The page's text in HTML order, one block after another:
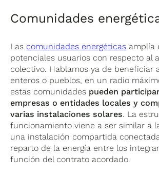
Comunidades
Las comunidades energéticas amplía
potenciales usuarios con respecto al
colectivo. Hablamos ya de beneficiar
enteros o pueblos, en un radio
estas comunidades pueden
empresas o entidades locales y
varias instalaciones solares. La
funcionamiento viene a ser similar a
una instalación compartida
reparto de la energía entre los
función del contrato acordado.